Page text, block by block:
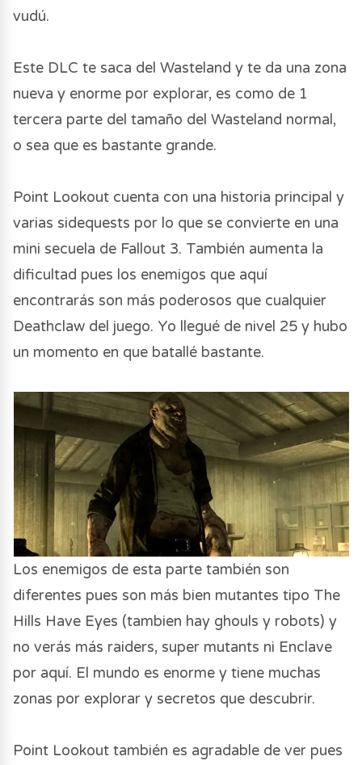
vudú.
Este DLC te saca del Wasteland y te da una zona
nueva y enorme por explorar, es como de 1
tercera parte del tamaño del Wasteland normal,
o sea que es bastante grande.
Point Lookout cuenta con una historia principal y
varias sidequests por lo que se convierte en una
mini secuela de Fallout 3. También aumenta la
dificultad pues los enemigos que aquí
encontrarás son más poderosos que cualquier
Deathclaw del juego. Yo llegué de nivel 25 y hubo
un momento en que batallé bastante.
Los enemigos de esta parte también son
diferentes pues son más bien mutantes tipo The
Hills Have Eyes (tambien hay ghouls y robots) y
no verás más raiders, super mutants ni Enclave
por aquí. El mundo es enorme y tiene muchas
zonas por explorar y secretos que descubrir.
Point Lookout también es agradable de ver pues